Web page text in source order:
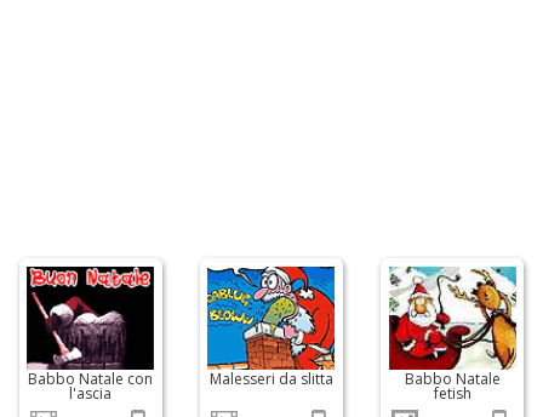
Babbo Natale con
l'ascia
Malesseri da slitta Babbo Natale
fetish